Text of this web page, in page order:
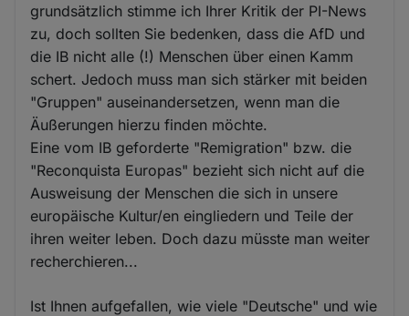
grundsätzlich stimme ich Ihrer Kritik der PI-News
zu, doch sollten Sie bedenken, dass die AfD und
die IB nicht alle (!) Menschen über einen Kamm
schert. Jedoch muss man sich stärker mit beiden
"Gruppen" auseinandersetzen, wenn man die
Äußerungen hierzu finden möchte.
Eine vom IB geforderte "Remigration" bzw. die
"Reconquista Europas" bezieht sich nicht auf die
Ausweisung der Menschen die sich in unsere
europäische Kultur/en eingliedern und Teile der
ihren weiter leben. Doch dazu müsste man weiter
recherchieren...
Ist Ihnen aufgefallen, wie viele "Deutsche" und wie